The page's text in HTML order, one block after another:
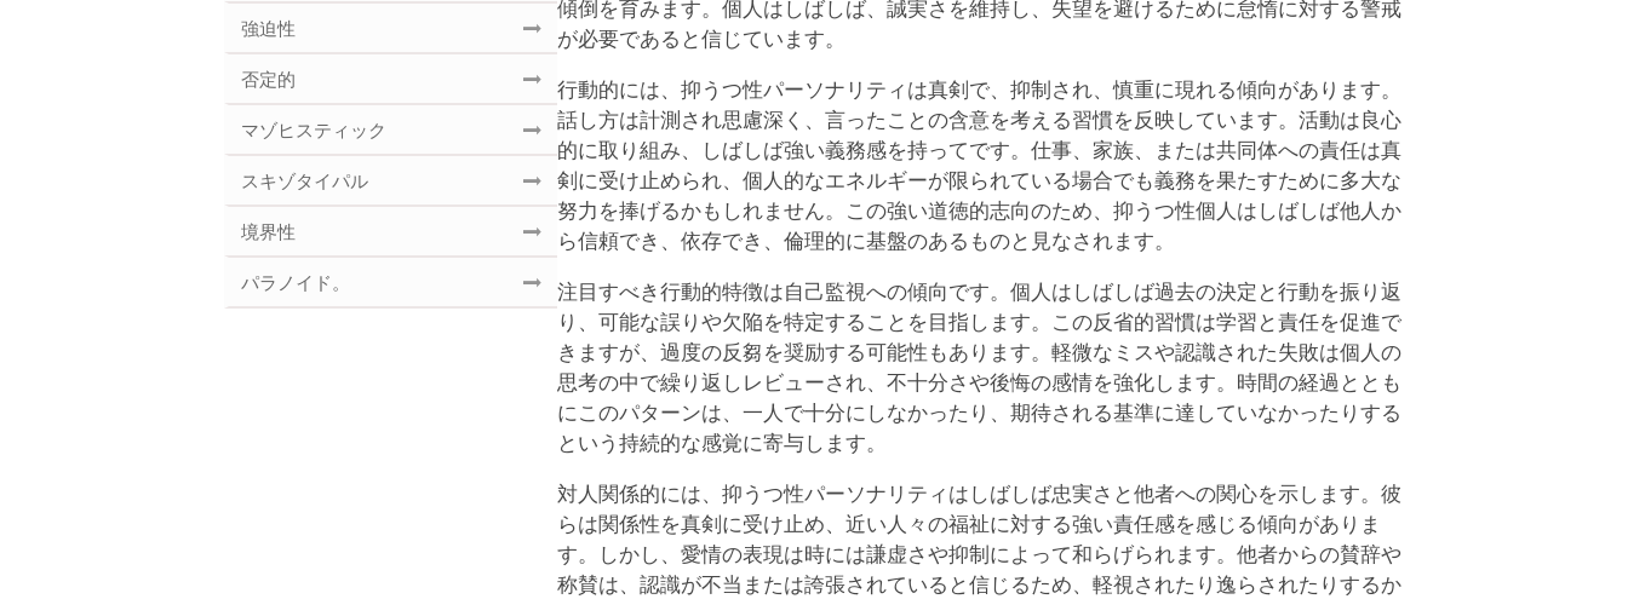
強迫性
否定的
マゾヒスティック
スキゾタイパル
境界性
パラノイド。
傾倒を育みます。個人はしばしば、誠実さを維持し、失望を避けるために怠惰に対する警戒
が必要であると信じています。
行動的には、抑うつ性パーソナリティは真剣で、抑制され、慎重に現れる傾向があります。
話し方は計測され思慮深く、言ったことの含意を考える習慣を反映しています。活動は良心
的に取り組み、しばしば強い義務感を持ってです。仕事、家族、または共同体への責任は真
剣に受け止められ、個人的なエネルギーが限られている場合でも義務を果たすために多大な
努力を捧げるかもしれません。この強い道徳的志向のため、抑うつ性個人はしばしば他人か
ら信頼でき、依存でき、倫理的に基盤のあるものと見なされます。
注目すべき行動的特徴は自己監視への傾向です。個人はしばしば過去の決定と行動を振り返
り、可能な誤りや欠陥を特定することを目指します。この反省的習慣は学習と責任を促進で
きますが、過度の反芻を奨励する可能性もあります。軽微なミスや認識された失敗は個人の
思考の中で繰り返しレビューされ、不十分さや後悔の感情を強化します。時間の経過ととも
にこのパターンは、一人で十分にしなかったり、期待される基準に達していなかったりする
という持続的な感覚に寄与します。
対人関係的には、抑うつ性パーソナリティはしばしば忠実さと他者への関心を示します。彼
らは関係性を真剣に受け止め、近い人々の福祉に対する強い責任感を感じる傾向がありま
す。しかし、愛情の表現は時には謙虚さや抑制によって和らげられます。他者からの賛辞や
称賛は、認識が不当または誇張されていると信じるため、軽視されたり逸らされたりするか